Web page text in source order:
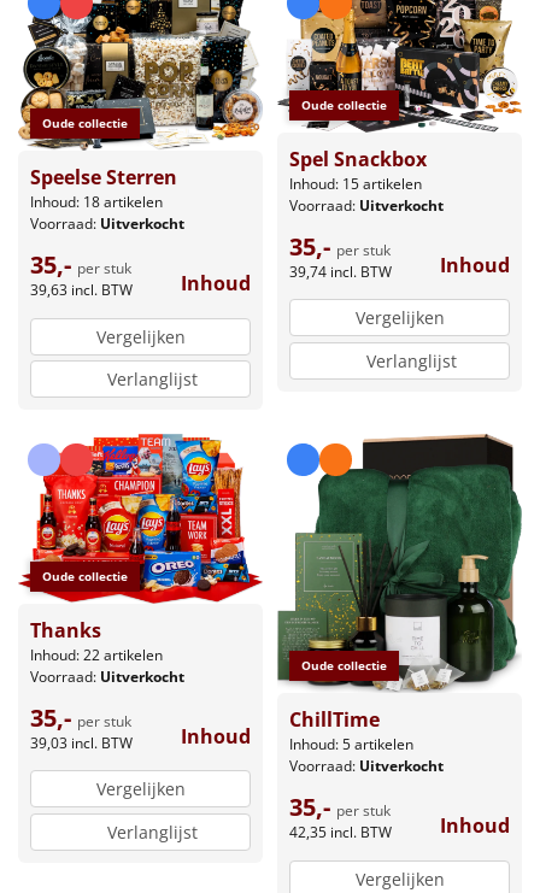
Oude collectie
Speelse Sterren
Inhoud: 18 artikelen
Voorraad: Uitverkocht
35,- per stuk
39,63 incl. BTW Inhoud
Vergelijken
Verlanglijst
Oude collectie
Spel Snackbox
Inhoud: 15 artikelen
Voorraad: Uitverkocht
35,- per stuk
39,74 incl. BTW Inhoud
Vergelijken
Verlanglijst
Oude collectie
Thanks
Inhoud: 22 artikelen
Voorraad: Uitverkocht
35,- per stuk
39,03 incl. BTW Inhoud
Vergelijken
Verlanglijst
Oude collectie
ChillTime
Inhoud: 5 artikelen
Voorraad: Uitverkocht
35,- per stuk
42,35 incl. BTW Inhoud
Vergelijken